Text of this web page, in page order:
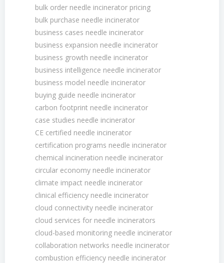
bulk order needle incinerator pricing
bulk purchase needle incinerator
business cases needle incinerator
business expansion needle incinerator
business growth needle incinerator
business intelligence needle incinerator
business model needle incinerator
buying guide needle incinerator
carbon footprint needle incinerator
case studies needle incinerator
CE certified needle incinerator
certification programs needle incinerator
chemical incineration needle incinerator
circular economy needle incinerator
climate impact needle incinerator
clinical efficiency needle incinerator
cloud connectivity needle incinerator
cloud services for needle incinerators
cloud-based monitoring needle incinerator
collaboration networks needle incinerator
combustion efficiency needle incinerator